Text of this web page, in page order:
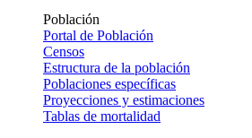
Población
Portal de Población
Censos
Estructura de la población
Poblaciones específicas
Proyecciones y estimaciones
Tablas de mortalidad